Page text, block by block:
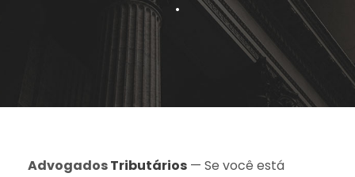
•
AdvogadosTributários — Se você está